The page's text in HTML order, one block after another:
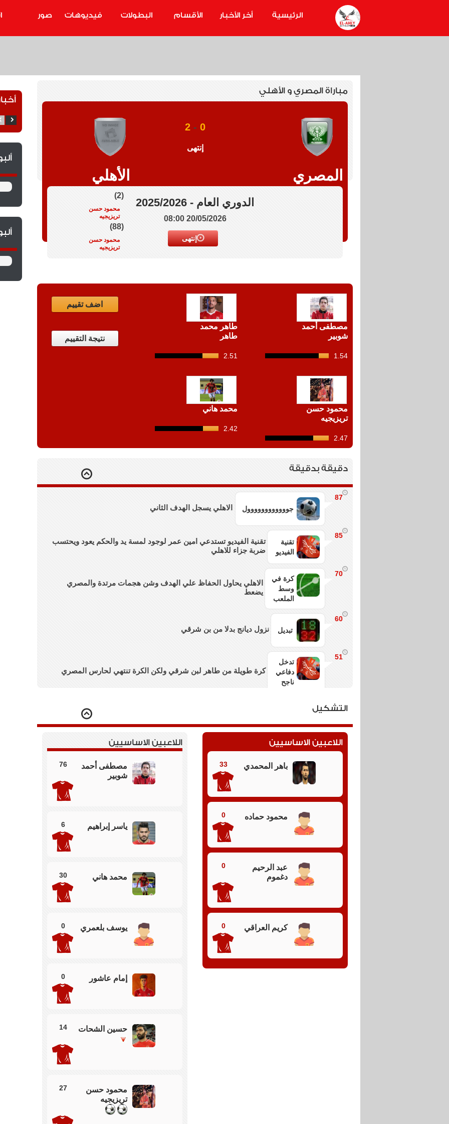
الرئيسية أخر الأخبار الأقسام البطولات فيديوهات صور
مباراة المصري و الأهلي
المصري
0
-
2
إنتهى
الأهلي
الدوري العام - 2025/2026
20/05/2026 08:00
إنتهى
(2)
محمود حسن
تريزيجيه
(88)
محمود حسن
تريزيجيه
مصطفى أحمد
شوبير
1.54
12
محمود حسن
تريزيجيه
2.47
12
shots
طاهر محمد
طاهر
2.51
12
محمد هاني
2.42
12
اضف تقييم
نتيجة التقييم
دقيقة بدقيقة
87
جوووووووووووول
الاهلي يسجل الهدف الثاني
85
تقنية
الفيديو
تقنية الفيديو تستدعي امين عمر لوجود لمسة يد والحكم يعود ويحتسب
ضربة جزاء للاهلي
70
كرة في
وسط
الملعب
الاهلي يحاول الحفاظ علي الهدف وشن هجمات مرتدة والمصري
يضعط
60
تبديل
نزول ديانج بدلا من بن شرقي
51
تدخل
دفاعي
ناجح
كرة طويلة من طاهر لبن شرقي ولكن الكرة تنتهي لحارس المصري
47
المرمى
45
وقت
بدل
الضائع
45
انتهاء
الأول
نهاية الشوط الاول بتقدم الاهلي علي المصري
الشوط
بداية الشوط القاني
طرد لياسين مرعي بعد مرتدة للمصري وعغرقلة لمهاجم المصري في
موقف انفراد
ضربة
الاهلي يحاول امتلاك الكرة ووضع المصري في مناطقه ويحصل علي
مخالفة لمروان عطية ضد دغموم
23
تسديدة قوية من المصري ولكن بجانب القائم
المباراة محصورة في وسط الملعب والاهلي يحاول استغلال تقدم دفاع
التشكيل
اللاعبين الاساسيين
باهر المحمدي 33
محمود حماده 0
عبد الرحيم
دغموم
0
كريم العراقي 0
اللاعبين الاساسيين
مصطفى أحمد
شوبير
76
ياسر إبراهيم 6
محمد هاني 30
يوسف بلعمري 0
إمام عاشور 0
حسين الشحات 14
محمود حسن
تريزيجيه
27